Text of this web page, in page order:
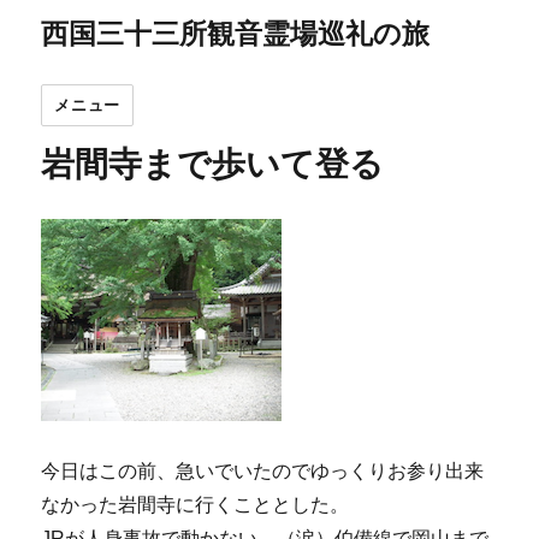
西国三十三所観音霊場巡礼の旅
メニュー
岩間寺まで歩いて登る
今日はこの前、急いでいたのでゆっくりお参り出来
なかった岩間寺に行くこととした。